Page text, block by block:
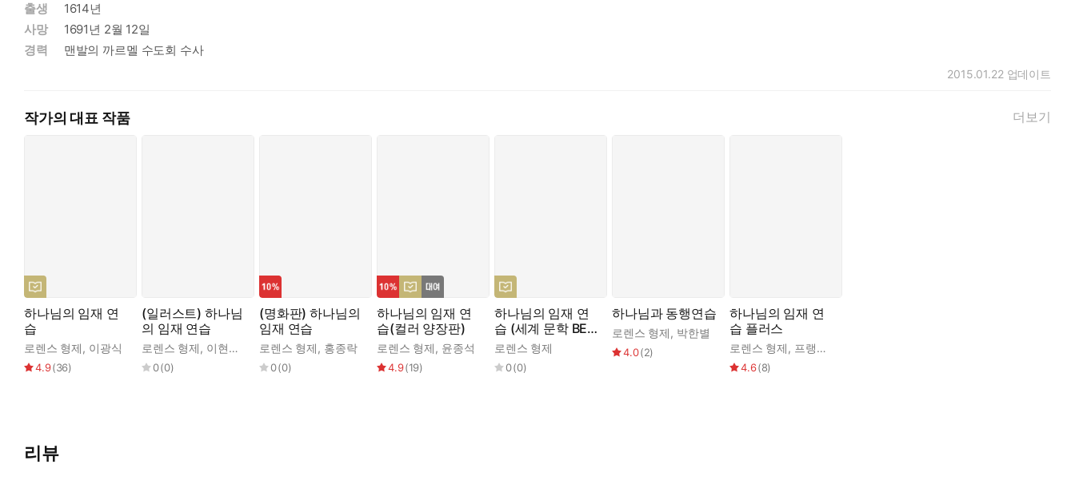
◤ 본문 중에서
나는 내 위치에 따라 당연히 해야 하는 것을 제외하고는, 모든 형태의 예배나 정해진 기도를 그만두었습니다. 나는 그저 하나님의 거룩한 임재 안에서 인내하는 것을 내 일로 삼으며, 그 임재 속에서 나
자신을 지켜 단순하게 하나님께 주의를 기울이며, 애정을 품고 주목합니다. 나는 그런 상태를 하나님의 실제적인 임재라고 부를 수 있습니다. 또는, 좀 더 잘 표현해보자면, 하나님과 나누는 ‘습관적인,
무언의, 은밀한 영혼의 대화’라고 부를 수 있습니다. 그것은 자주 내 속에 내면적인 기쁨과 환희를 불러일으키며, 때로는 외면적으로도 그렇습니다. 그 기쁨이 너무 크기 때문에, 나는 그것이 다른 사람
들에게 드러나지 않도록 좀 누그러뜨릴 수단을 사용해야 할 때가 있습니다. _54~55쪽
하나님과 함께 고난을 견디는 것이 얼마나 달콤한지요! 고난이 아무리 커도, 그것들을 사랑으로 받아들이십시오. 고난을 당하여도 그분과 함께 있는 것이 낙원입니다. 만약 이 생애에서 우리가 낙원의
출생
1614년
사망
1691년 2월 12일
경력
맨발의 까르멜 수도회 수사
2015.01.22 업데이트
작가의 대표 작품 더보기
하나님의 임재 연
습
로렌스 형제, 이광식
4.9(36)
(일러스트) 하나님
의 임재 연습
로렌스 형제, 이현숙 홍종락
0(0)
(명화판) 하나님의
임재 연습
로렌스 형제, 홍종락
0(0)
하나님의 임재 연
습(컬러 양장판)
로렌스 형제, 윤종석
4.9(19)
하나님의 임재 연
습 (세계 문학 BES
T 영어 원서 134) -
원어민 음성 낭독!
로렌스 형제
0(0)
하나님과 동행연습
로렌스 형제, 박한별
4.0(2)
하나님의 임재 연
습 플러스
로렌스 형제, 프랭크 루박
4.6(8)
리뷰